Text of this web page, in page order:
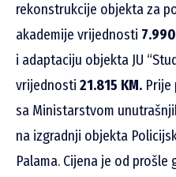
rekonstrukcije objekta za
akademije vrijednosti
i adaptaciju objekta JU
vrijednosti 21.815 KM. Prije
sa Ministarstvom
na izgradnji objekta
Palama. Cijena je od